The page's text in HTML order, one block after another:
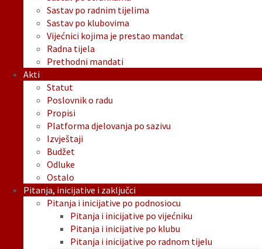
Sastav po radnim tijelima
Sastav po klubovima
Vijećnici kojima je prestao mandat
Radna tijela
Prethodni mandati
Akti
Statut
Poslovnik o radu
Propisi
Platforma djelovanja po sazivu
Izvještaji
Budžet
Odluke
Ostalo
Pitanja, inicijative i zaključci
Pitanja i inicijative po podnosiocu
Pitanja i inicijative po vijećniku
Pitanja i inicijative po klubu
Pitanja i inicijative po radnom tijelu